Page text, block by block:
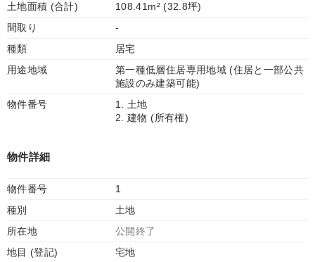
土地面積 (合計)
108.41m² (32.8坪)
間取り
-
種類
居宅
用途地域
第一種低層住居専用地域 (住居と一部公共
施設のみ建築可能)
物件番号
1. 土地
2. 建物 (所有権)
物件詳細
物件番号
1
種別
土地
所在地
公開終了
地目 (登記)
宅地